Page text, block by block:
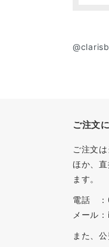
ご注文
ご注文
ほか、
ます。
電話
メール
また、